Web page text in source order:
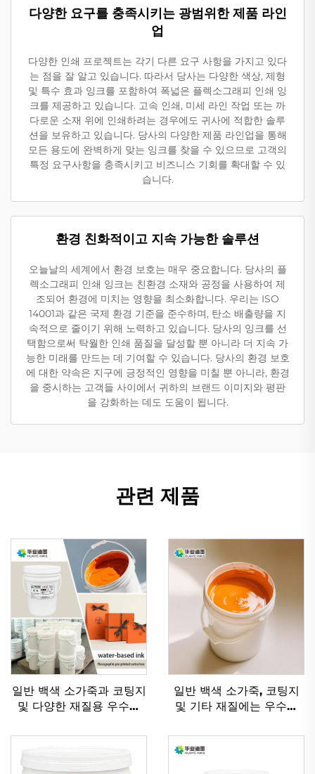
다양한 요구를 충족시키는 광범위한 제품 라인
업
다양한 인쇄 프로젝트는 각기 다른 요구 사항을 가지고 있다
는 점을 잘 알고 있습니다. 따라서 당사는 다양한 색상, 제형
및 특수 효과 잉크를 포함하여 폭넓은 플렉소그래피 인쇄 잉
크를 제공하고 있습니다. 고속 인쇄, 미세 라인 작업 또는 까
다로운 소재 위에 인쇄하려는 경우에도 귀사에 적합한 솔루
션을 보유하고 있습니다. 당사의 다양한 제품 라인업을 통해
모든 용도에 완벽하게 맞는 잉크를 찾을 수 있으므로 고객의
특정 요구사항을 충족시키고 비즈니스 기회를 확대할 수 있
습니다.
환경 친화적이고 지속 가능한 솔루션
오늘날의 세계에서 환경 보호는 매우 중요합니다. 당사의 플
렉소그래피 인쇄 잉크는 친환경 소재와 공정을 사용하여 제
조되어 환경에 미치는 영향을 최소화합니다. 우리는 ISO
14001과 같은 국제 환경 기준을 준수하며, 탄소 배출량을 지
속적으로 줄이기 위해 노력하고 있습니다. 당사의 잉크를 선
택함으로써 탁월한 인쇄 품질을 달성할 뿐 아니라 더 지속 가
능한 미래를 만드는 데 기여할 수 있습니다. 당사의 환경 보호
에 대한 약속은 지구에 긍정적인 영향을 미칠 뿐 아니라, 환경
을 중시하는 고객들 사이에서 귀하의 브랜드 이미지와 평판
을 강화하는 데도 도움이 됩니다.
관련 제품
일반 백색 소가죽과 코팅지
및 다양한 재질용 우수한
일반 백색 소가죽, 코팅지
및 기타 재질에는 우수한
적용 가능합니다.